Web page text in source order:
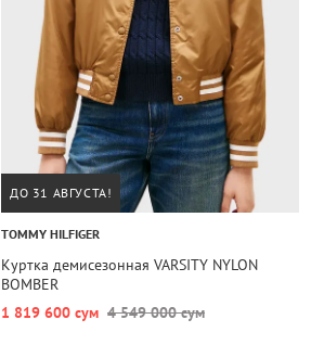
ДО 31 АВГУСТА!
TOMMY HILFIGER
Куртка демисезонная VARSITY NYLON
BOMBER
1 819 600 сум 4 549 000 сум